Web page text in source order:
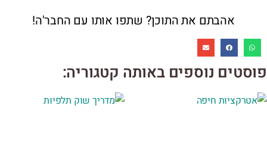
אהבתם את התוכן? שתפו אותו עם החבר'ה!
פוסטים נוספים באותה קטגוריה: